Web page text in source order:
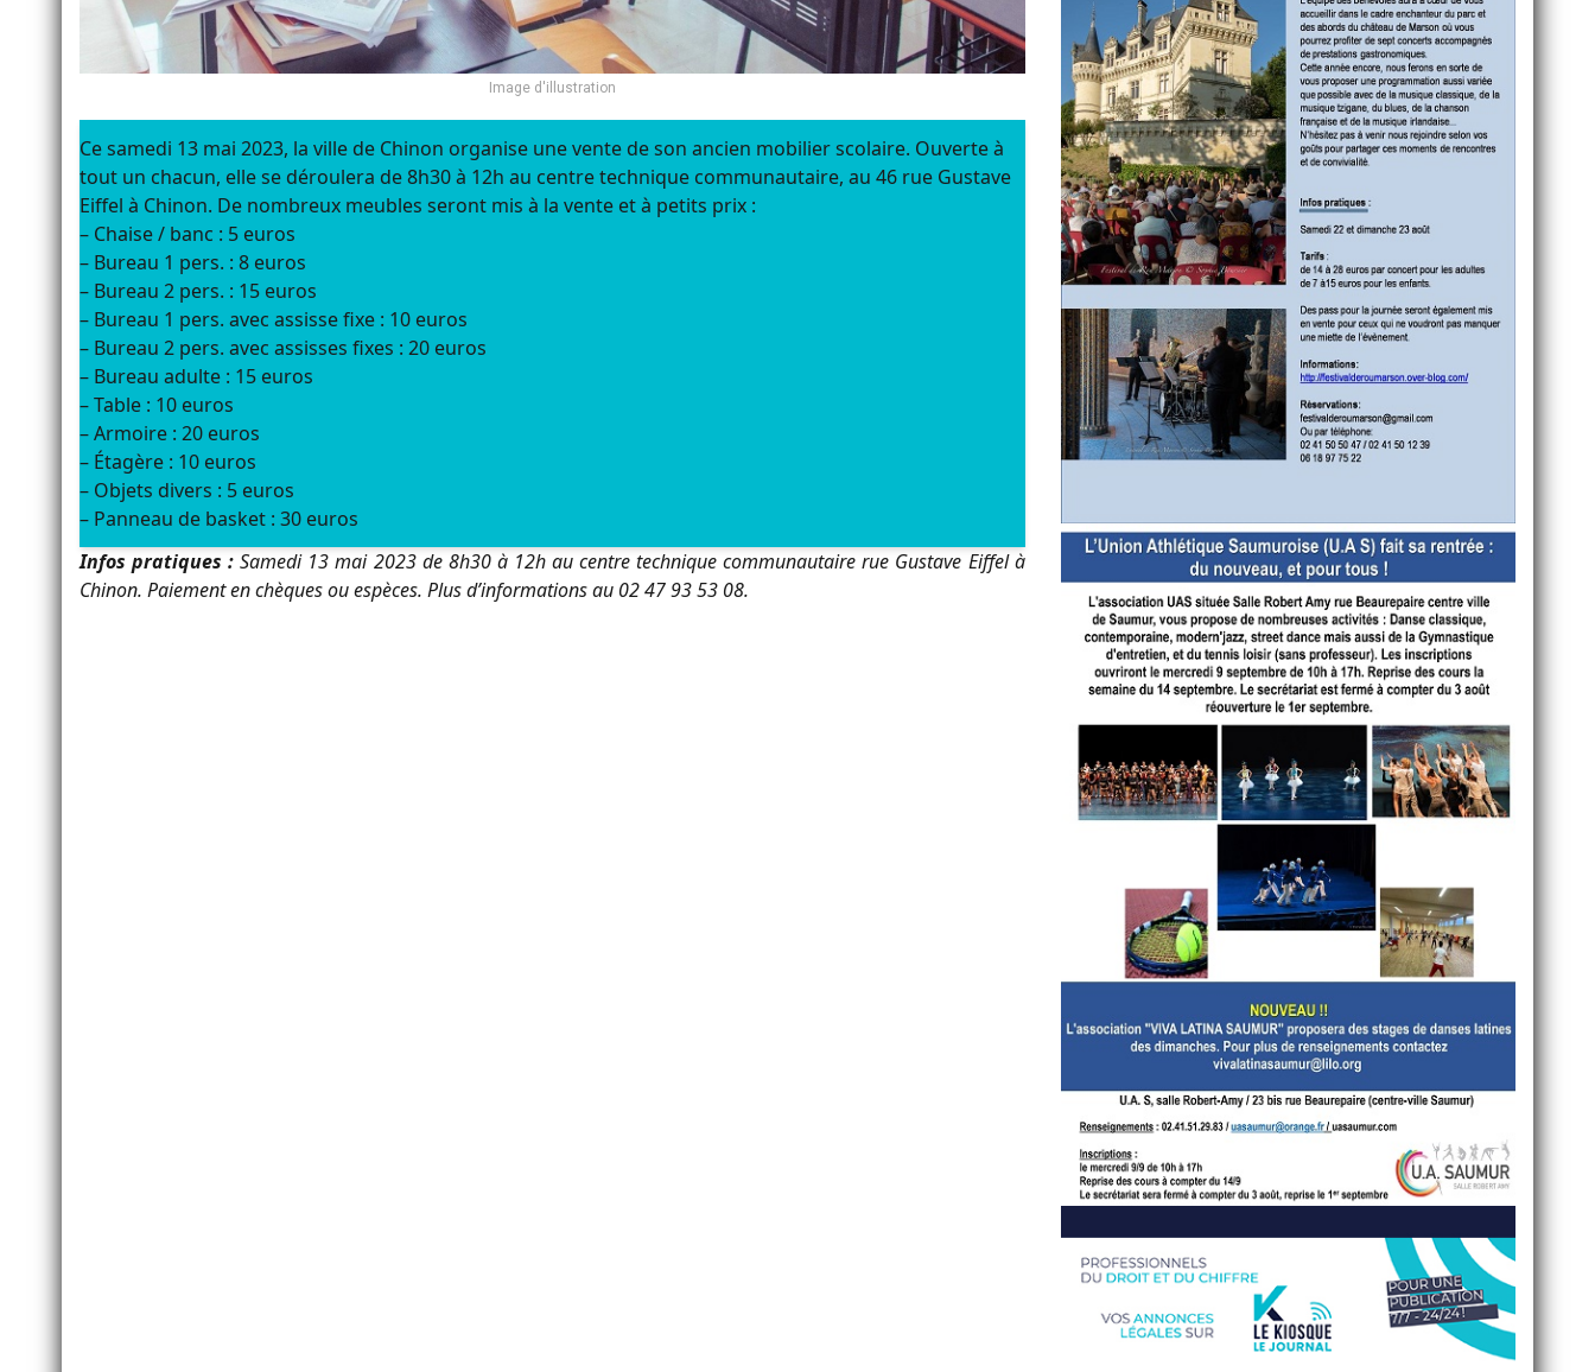
Image d'illustration
Ce samedi 13 mai 2023, la ville de Chinon organise une vente de son ancien mobilier scolaire. Ouverte à
tout un chacun, elle se déroulera de 8h30 à 12h au centre technique communautaire, au 46 rue Gustave
Eiffel à Chinon. De nombreux meubles seront mis à la vente et à petits prix :
– Chaise / banc : 5 euros
– Bureau 1 pers. : 8 euros
– Bureau 2 pers. : 15 euros
– Bureau 1 pers. avec assisse fixe : 10 euros
– Bureau 2 pers. avec assisses fixes : 20 euros
– Bureau adulte : 15 euros
– Table : 10 euros
– Armoire : 20 euros
– Étagère : 10 euros
– Objets divers : 5 euros
– Panneau de basket : 30 euros
Infos pratiques : Samedi 13 mai 2023 de 8h30 à 12h au centre technique communautaire rue Gustave Eiffel à
Chinon. Paiement en chèques ou espèces. Plus d’informations au 02 47 93 53 08.